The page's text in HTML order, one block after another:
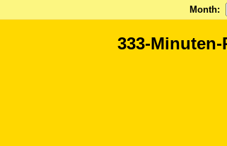
Month:
333-Minuten-